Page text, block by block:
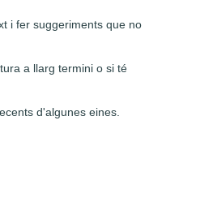
i fer suggeriments que no
a llarg termini o si té
d'algunes eines.